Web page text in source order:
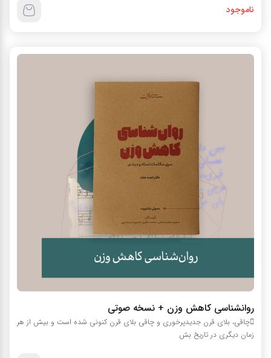
ناموجود
روانشناسی کاهش وزن + نسخه صوتی
چاقي، بلاي قرن جديدپرخوري و چاقي بلاي قرن کنوني شده است و بيش از هر
زمان ديگري در تاريخ بش